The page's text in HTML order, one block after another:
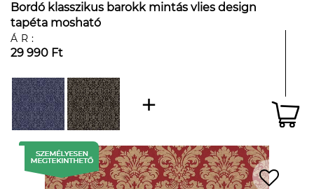
Bordó klasszikus barokk mintás vlies design
tapéta mosható
ÁR:
29 990 Ft